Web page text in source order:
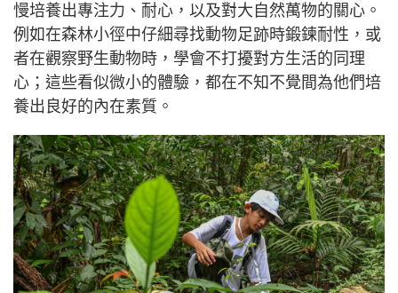
慢培養出專注力、耐心，以及對大自然萬物的關心。
例如在森林小徑中仔細尋找動物足跡時鍛鍊耐性，或
者在觀察野生動物時，學會不打擾對方生活的同理
心；這些看似微小的體驗，都在不知不覺間為他們培
養出良好的內在素質。